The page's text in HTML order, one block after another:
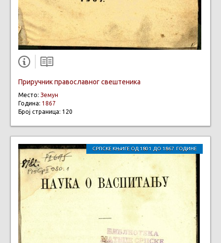
Приручник православног свештеника
Место: Земун
Година: 1867
Број страница: 120
СРПСКЕ КЊИГЕ ОД 1801. ДО 1867. ГОДИНЕ